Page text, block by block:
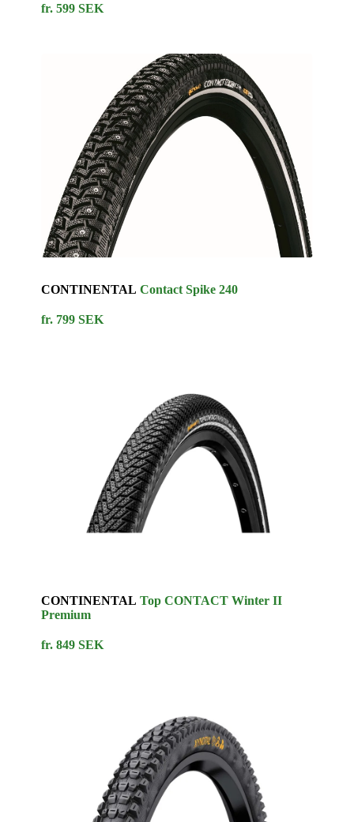
fr. 599 SEK
CONTINENTALContact Spike 240
fr. 799 SEK
CONTINENTALTop CONTACT Winter II
Premium
fr. 849 SEK